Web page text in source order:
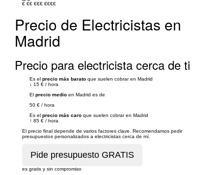
€ €€ €€€ €€€€
Precio de Electricistas en
Madrid
Precio para electricista cerca de ti
Es el precio más barato que suelen cobrar en Madrid
↓ 15 € / hora
El precio medio en Madrid es de
50 € / hora
Es el precio más caro que suelen cobrar en Madrid
↑ 85 € / hora
El precio final depende de varios factores clave. Recomendamos pedir
presupuestos personalizados a electricistas cerca de mí.
es gratis y sin compromiso